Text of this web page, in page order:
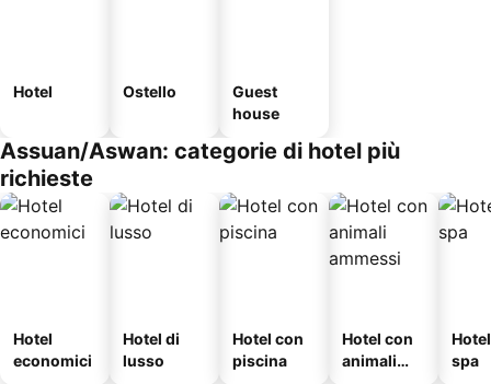
Hotel Ostello
Guest
house
Assuan/Aswan: categorie di hotel più
richieste
Hotel
economici
Hotel di
lusso
Hotel con
piscina
Hotel con
animali
spa